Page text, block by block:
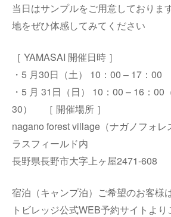
当日はサンプルをご用意しておりま
地をぜひ体感してみてください
［ YAMASAI 開催日時 ］
・5 月30日（土） 10：00 – 17：00
・5 月 31日（日） 10：00 – 16：00
30） ［ 開催場所 ］
nagano forest village（ナガノフォ
ラスフィールド内
長野県長野市大字上ヶ屋2471-608
宿泊（キャンプ泊）ご希望のお客様
トビレッジ公式WEB予約サイトよ